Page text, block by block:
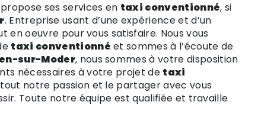
ses services en taxi conventionné, si
. Entreprise usant d’une expérience et d’un
oeuvre pour vous satisfaire. Nous vous
taxi conventionné et sommes à l’écoute de
sur-Moder, nous sommes à votre disposition
nécessaires à votre projet de taxi
notre passion et le partager avec vous
Toute notre équipe est qualifiée et travaille